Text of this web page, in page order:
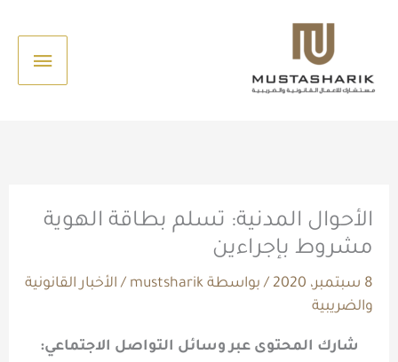
الأحوال المدنية: تسلم بطاقة الهوية
مشروط بإجراءين
8 سبتمبر، 2020 / بواسطة mustsharik
/ الأخبار القانونية
والضريبية
شارك المحتوى عبر وسائل التواصل الاجتماعي: